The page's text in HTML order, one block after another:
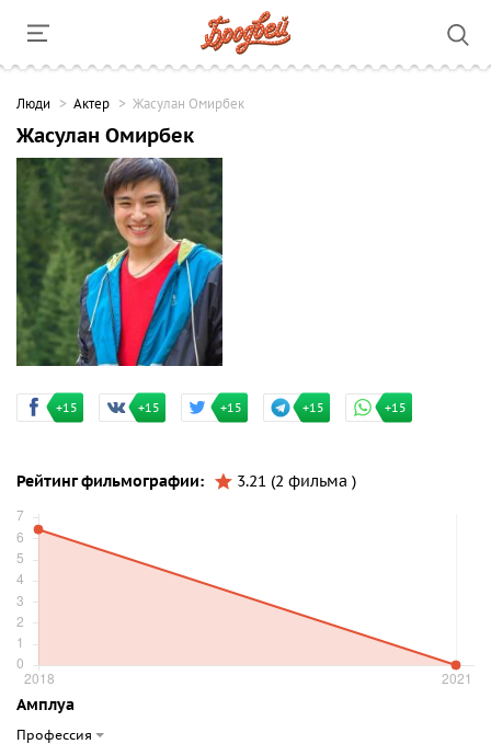
Люди Актер Жасулан Омирбек
Жасулан Омирбек
+15 +15 +15 +15 +15
Рейтинг фильмографии: 3.21 (2 фильма )
Амплуа
Профессия